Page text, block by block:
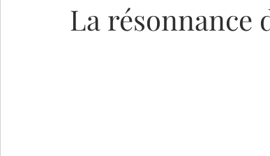
La résonnance